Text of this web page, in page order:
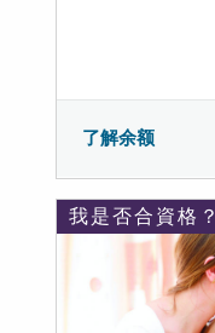
了解余额
我是否合資格？